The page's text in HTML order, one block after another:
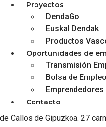
Proyectos
DendaGo
Euskal Dendak
Productos
Oportunidades de
Transmisión
Bolsa de Empleo
Emprendedores
Contacto
IBAI ARTE | ARRASATE
El sábado pudimos disfrutar
de Callos de Gipuzkoa. 27